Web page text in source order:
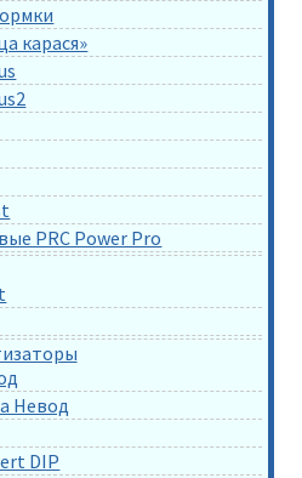
карася»
PRC Power Pro
Невод
DIP